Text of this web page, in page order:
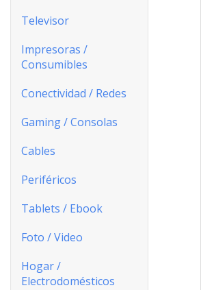
Televisor
Impresoras /
Consumibles
Conectividad / Redes
Gaming / Consolas
Cables
Periféricos
Tablets / Ebook
Foto / Video
Hogar /
Electrodomésticos